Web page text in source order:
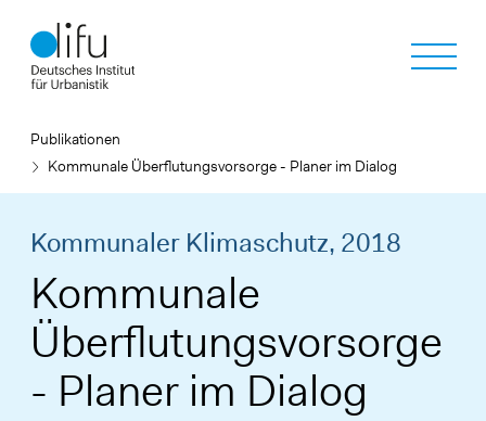
zum
Inhalt
Publikationen
Kommunale Überflutungsvorsorge - Planer im Dialog
Kommunaler Klimaschutz, 2018
Kommunale
Überflutungsvorsorge
- Planer im Dialog